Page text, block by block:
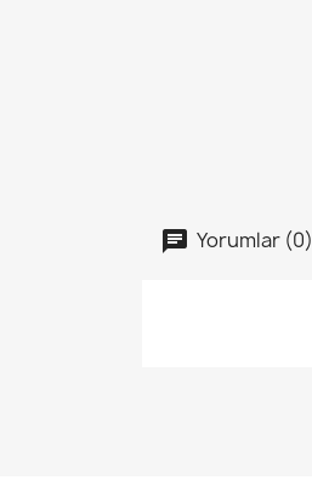
Yorumlar (0)